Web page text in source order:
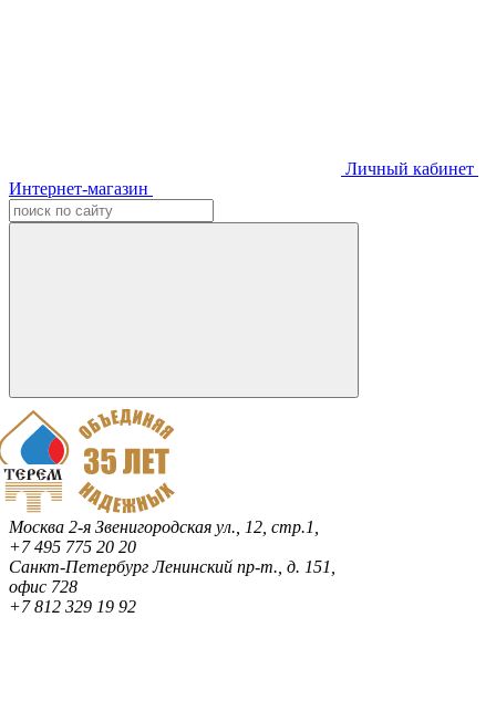
Личный кабинет
Интернет-магазин
Москва 2-я Звенигородская ул., 12, стр.1,
+7 495 775 20 20
Санкт-ПетербургЛенинский пр-т., д. 151,
офис 728
+7 812 329 19 92